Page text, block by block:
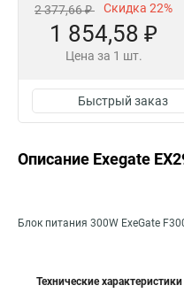
2 377,66 ₽ Скидка 22%
1 854,58 ₽
Цена за 1 шт.
Быстрый заказ
Описание Exegate
Блок питания 300W ExeGate
Технические характеристики